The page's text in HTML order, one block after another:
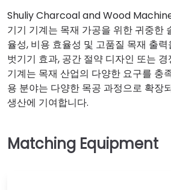
Shuliy Charcoal and Wood
기기 기계는 목재 가공을 위한 귀중한
율성, 비용 효율성 및 고품질 목재 출
벗기기 효과, 공간 절약 디자인 또는
기계는 목재 산업의 다양한 요구를 충
용 분야는 다양한 목공 과정으로 확장
생산에 기여합니다.